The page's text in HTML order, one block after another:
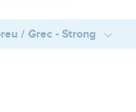
/ Grec - Strong